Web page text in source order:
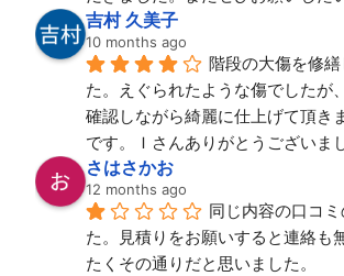
吉村 久美子
10 months ago
階段の大傷を修
た。えぐられたような傷でしたが
確認しながら綺麗に仕上げて頂き
です。Ｉさんありがとうございま
さはさかお
12 months ago
同じ内容の口コ
た。見積りをお願いすると連絡も
たくその通りだと思いました。